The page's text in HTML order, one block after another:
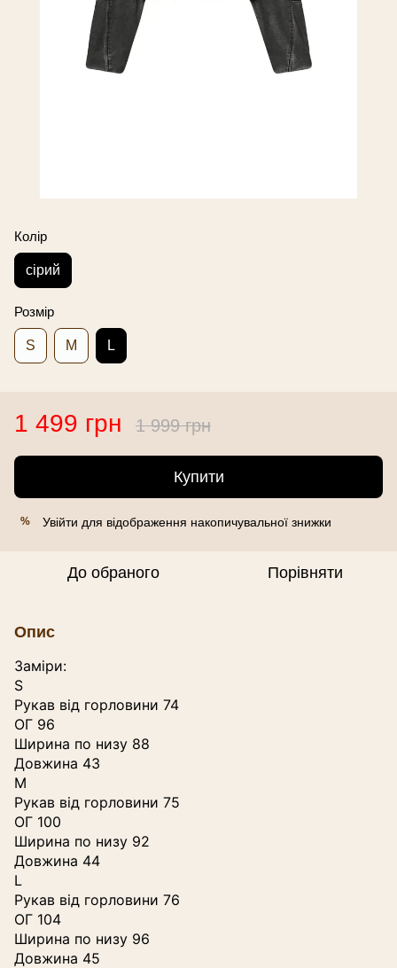
Колір
сірий
Розмір
S M L
1 499 грн 1 999 грн
Купити
% Увійти для відображення накопичувальної знижки
До обраного Порівняти
Опис
Заміри:
S
Рукав від горловини 74
ОГ 96
Ширина по низу 88
Довжина 43
M
Рукав від горловини 75
ОГ 100
Ширина по низу 92
Довжина 44
L
Рукав від горловини 76
ОГ 104
Ширина по низу 96
Довжина 45